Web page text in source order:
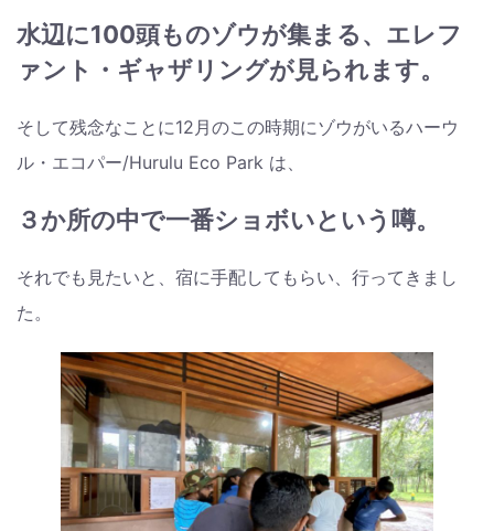
水辺に100頭ものゾウが集まる、エレフ
ァント・ギャザリングが見られます。
そして残念なことに12月のこの時期にゾウがいるハーウ
ル・エコパー/Hurulu Eco Park は、
３か所の中で一番ショボいという噂。
それでも見たいと、宿に手配してもらい、行ってきまし
た。